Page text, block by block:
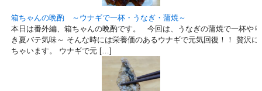
箱ちゃんの晩酌 ～ウナギで一杯・うなぎ・蒲焼～
本日は番外編、箱ちゃんの晩酌です。 今回は、うなぎの蒲焼で一杯や
き夏バテ気味～ そんな時には栄養価のあるウナギで元気回復！！ 贅沢
ちゃいます。 ウナギで元 […]